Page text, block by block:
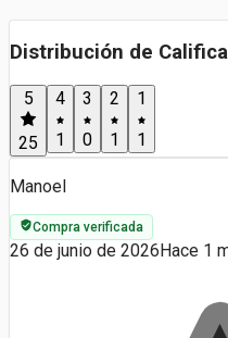
Distribución de
5
25
4
1
3
0
2
1
1
1
Manoel
Compra verificada
26 de junio de 2026Hace 1